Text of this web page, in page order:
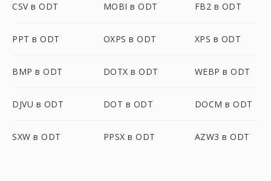
CSV в ODT MOBI в ODT FB2 в ODT
PPT в ODT OXPS в ODT XPS в ODT
BMP в ODT DOTX в ODT WEBP в ODT
DJVU в ODT DOT в ODT DOCM в ODT
SXW в ODT PPSX в ODT AZW3 в ODT